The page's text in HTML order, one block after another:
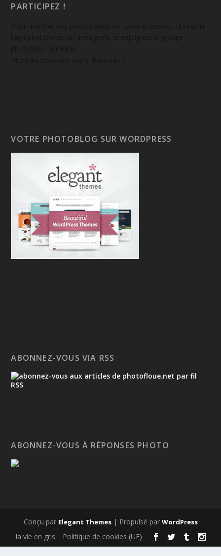
PARTICIPEZ !
VOTRE PHOTOBLOG SUR WORDPRESS
ABONNEZ-VOUS VIA RSS
ABONNEZ-VOUS À RÉPONSES PHOTO
Conçu par Elegant Themes| Propulsé par WordPress
la vie en gris Politique de cookies (UE)